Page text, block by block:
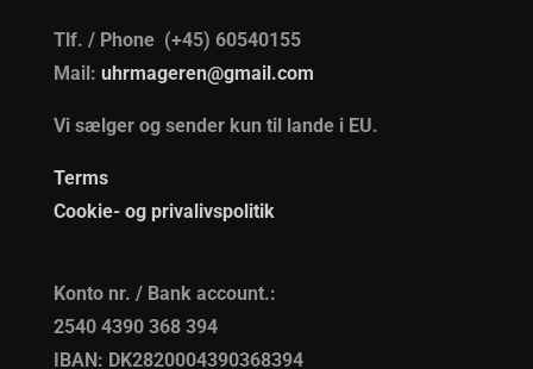
Tlf. / Phone (+45) 60540155
Mail: uhrmageren@gmail.com
Vi sælger og sender kun til lande i EU.
Terms
Cookie- og privalivspolitik
Konto nr. / Bank account.:
2540 4390 368 394
IBAN: DK2820004390368394